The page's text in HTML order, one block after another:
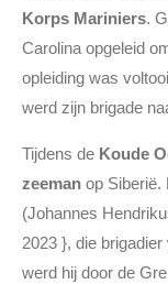
Korps Mariniers.
Carolina opgeleid
opleiding was
werd zijn brigade
Tijdens de Koude
zeeman op Siberië.
(Johannes
2023 }, die
werd hij door de